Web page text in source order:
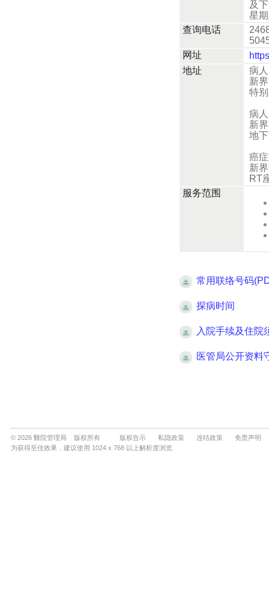
© 2026 醫院管理局 版权所有 版权告示 私隐政策 连结政策
免责声明
为获得至佳效果，建议使用 1024 x 768 以上解析度浏览